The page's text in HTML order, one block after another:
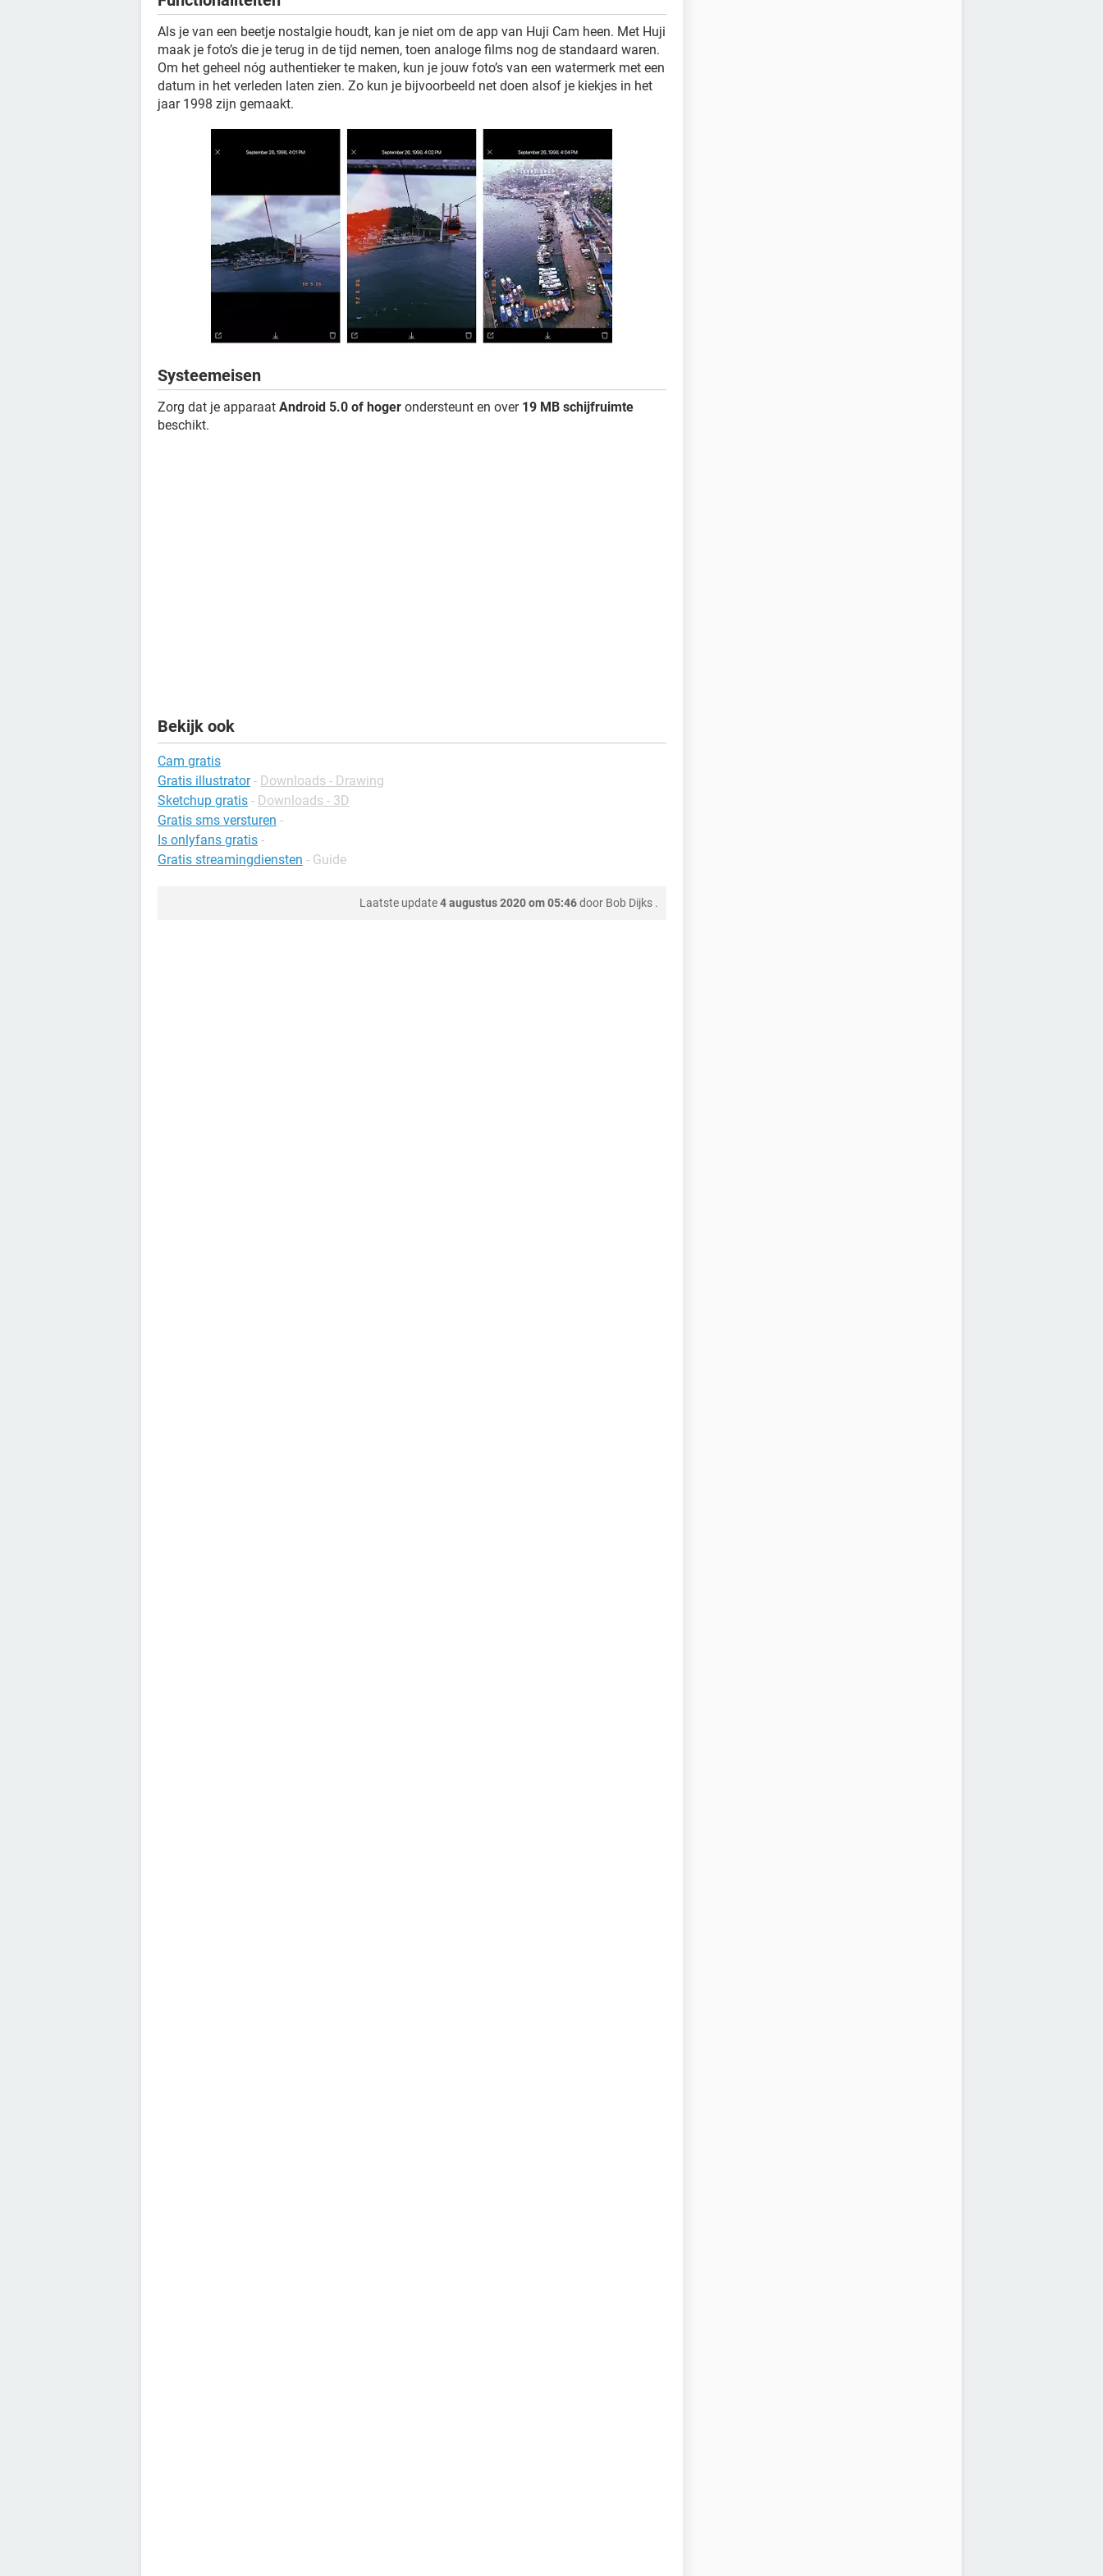
Als je van een beetje nostalgie houdt, kan je niet om de app van Huji Cam heen. Met Huji
maak je foto’s die je terug in de tijd nemen, toen analoge films nog de standaard waren.
Om het geheel nóg authentieker te maken, kun je jouw foto’s van een watermerk met een
datum in het verleden laten zien. Zo kun je bijvoorbeeld net doen alsof je kiekjes in het
jaar 1998 zijn gemaakt.
Systeemeisen
Zorg dat je apparaat Android 5.0 of hoger ondersteunt en over 19 MB schijfruimte
beschikt.
Bekijk ook
Cam gratis
Gratis illustrator - Downloads - Drawing
Sketchup gratis - Downloads - 3D
Gratis sms versturen -
Is onlyfans gratis -
Gratis streamingdiensten - Guide
Laatste update4 augustus 2020 om 05:46door Bob Dijks .